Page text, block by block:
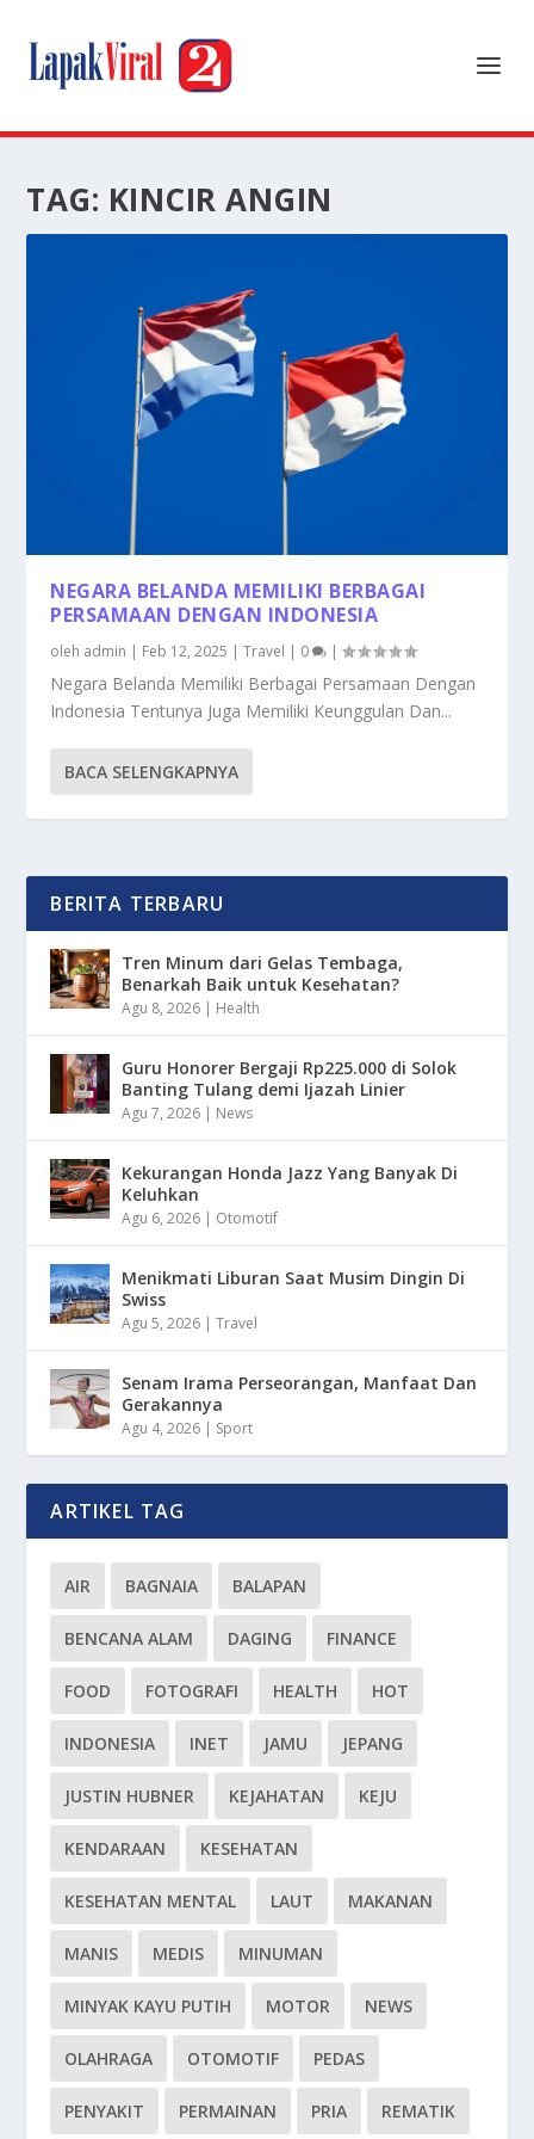
TAG: KINCIR ANGIN
NEGARA BELANDA MEMILIKI BERBAGAI
PERSAMAAN DENGAN INDONESIA
oleh admin | Feb 12, 2025 |Travel | 0 |
Negara Belanda Memiliki Berbagai Persamaan Dengan
Indonesia Tentunya Juga Memiliki Keunggulan Dan...
BACA SELENGKAPNYA
BERITA TERBARU
Tren Minum dari Gelas Tembaga,
Benarkah Baik untuk Kesehatan?
Agu 8, 2026 | Health
Guru Honorer Bergaji Rp225.000 di Solok
Banting Tulang demi Ijazah Linier
Agu 7, 2026 | News
Kekurangan Honda Jazz Yang Banyak Di
Keluhkan
Agu 6, 2026 | Otomotif
Menikmati Liburan Saat Musim Dingin Di
Swiss
Agu 5, 2026 |Travel
Senam Irama Perseorangan, Manfaat Dan
Gerakannya
Agu 4, 2026 | Sport
ARTIKEL TAG
AIR BAGNAIA BALAPAN
BENCANA ALAM DAGING FINANCE
FOOD FOTOGRAFI HEALTH HOT
INDONESIA INET JAMU JEPANG
JUSTIN HUBNER KEJAHATAN KEJU
KENDARAAN KESEHATAN
KESEHATAN MENTAL LAUT MAKANAN
MANIS MEDIS MINUMAN
MINYAK KAYU PUTIH MOTOR NEWS
OLAHRAGA OTOMOTIF PEDAS
PENYAKIT PERMAINAN PRIA REMATIK